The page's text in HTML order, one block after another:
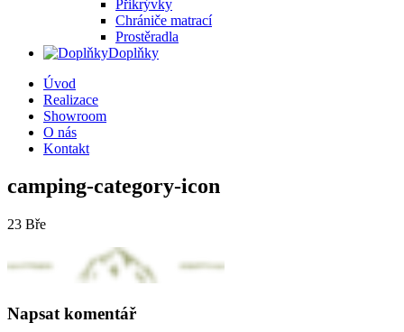
Přikrývky
Chrániče matrací
Prostěradla
Doplňky
Úvod
Realizace
Showroom
O nás
Kontakt
camping-category-icon
23 Bře
Napsat komentář